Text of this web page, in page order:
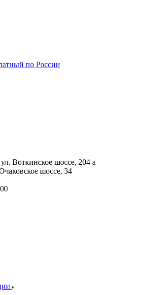
по России
Воткинское шоссе, 204 а
шоссе, 34